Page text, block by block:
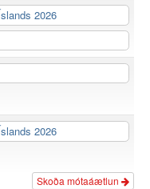
2026
2026
Skoða mótaáætlun